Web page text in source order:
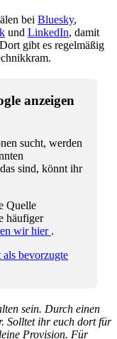
bei Bluesky,
und LinkedIn, damit
gibt es regelmäßig
anzeigen
sucht, werden
sind, könnt ihr
Quelle
häufiger
wir hier .
bevorzugte
sein. Durch einen
Solltet ihr euch dort für
Provision. Für